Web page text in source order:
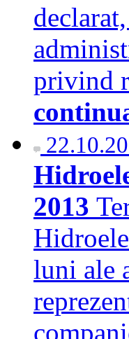
privind
2013
luni ale